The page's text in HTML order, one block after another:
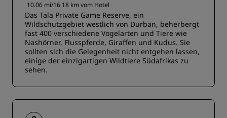
10.06 mi/16.18 km vom Hotel
Das Tala Private Game Reserve, ein
Wildschutzgebiet westlich von Durban, beherbergt
fast 400 verschiedene Vogelarten und Tiere wie
Nashörner, Flusspferde, Giraffen und Kudus. Sie
sollten sich die Gelegenheit nicht entgehen lassen,
einige der einzigartigen Wildtiere Südafrikas zu
sehen.